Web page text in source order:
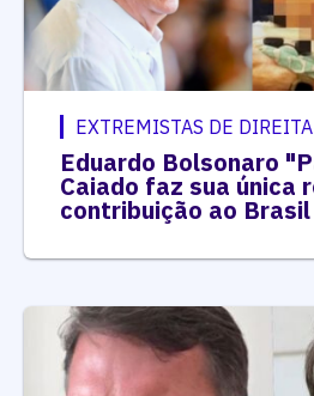
EXTREMISTAS DE DIREITA
Eduardo Bolsonaro
Caiado faz sua única
contribuição ao Brasil